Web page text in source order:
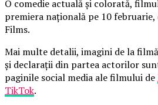
O comedie actuală și colorată,
premiera națională pe 10
Films.
Mai multe detalii, imagini de la
și declarații din partea actorilor
paginile social media ale filmului de
TikTok.